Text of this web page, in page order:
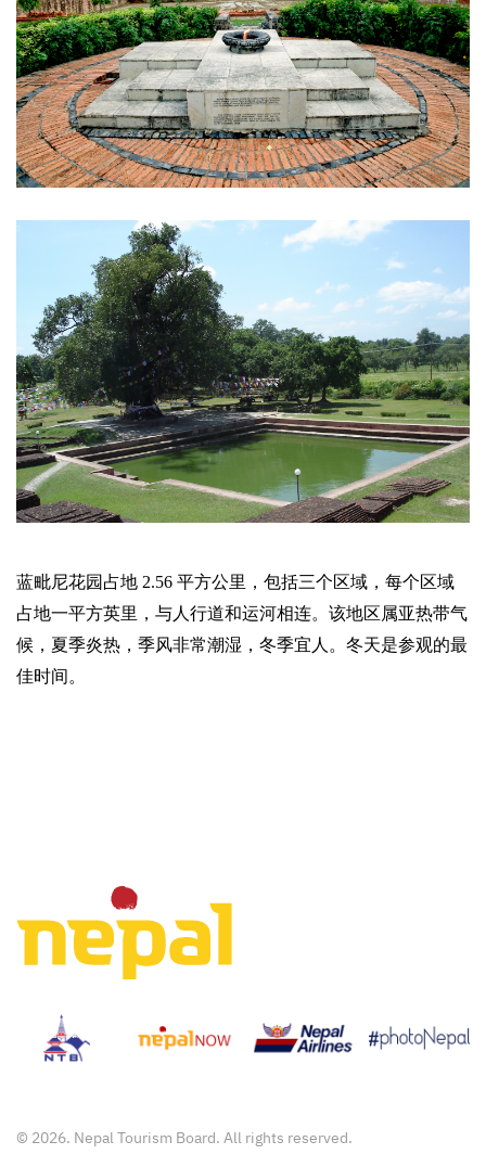
蓝毗尼花园占地 2.56 平方公里，包括三个区域，每个区域
占地一平方英里，与人行道和运河相连。该地区属亚热带气
候，夏季炎热，季风非常潮湿，冬季宜人。冬天是参观的最
佳时间。
© 2026. Nepal Tourism Board. All rights reserved.